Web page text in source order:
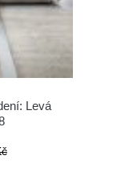
Levá